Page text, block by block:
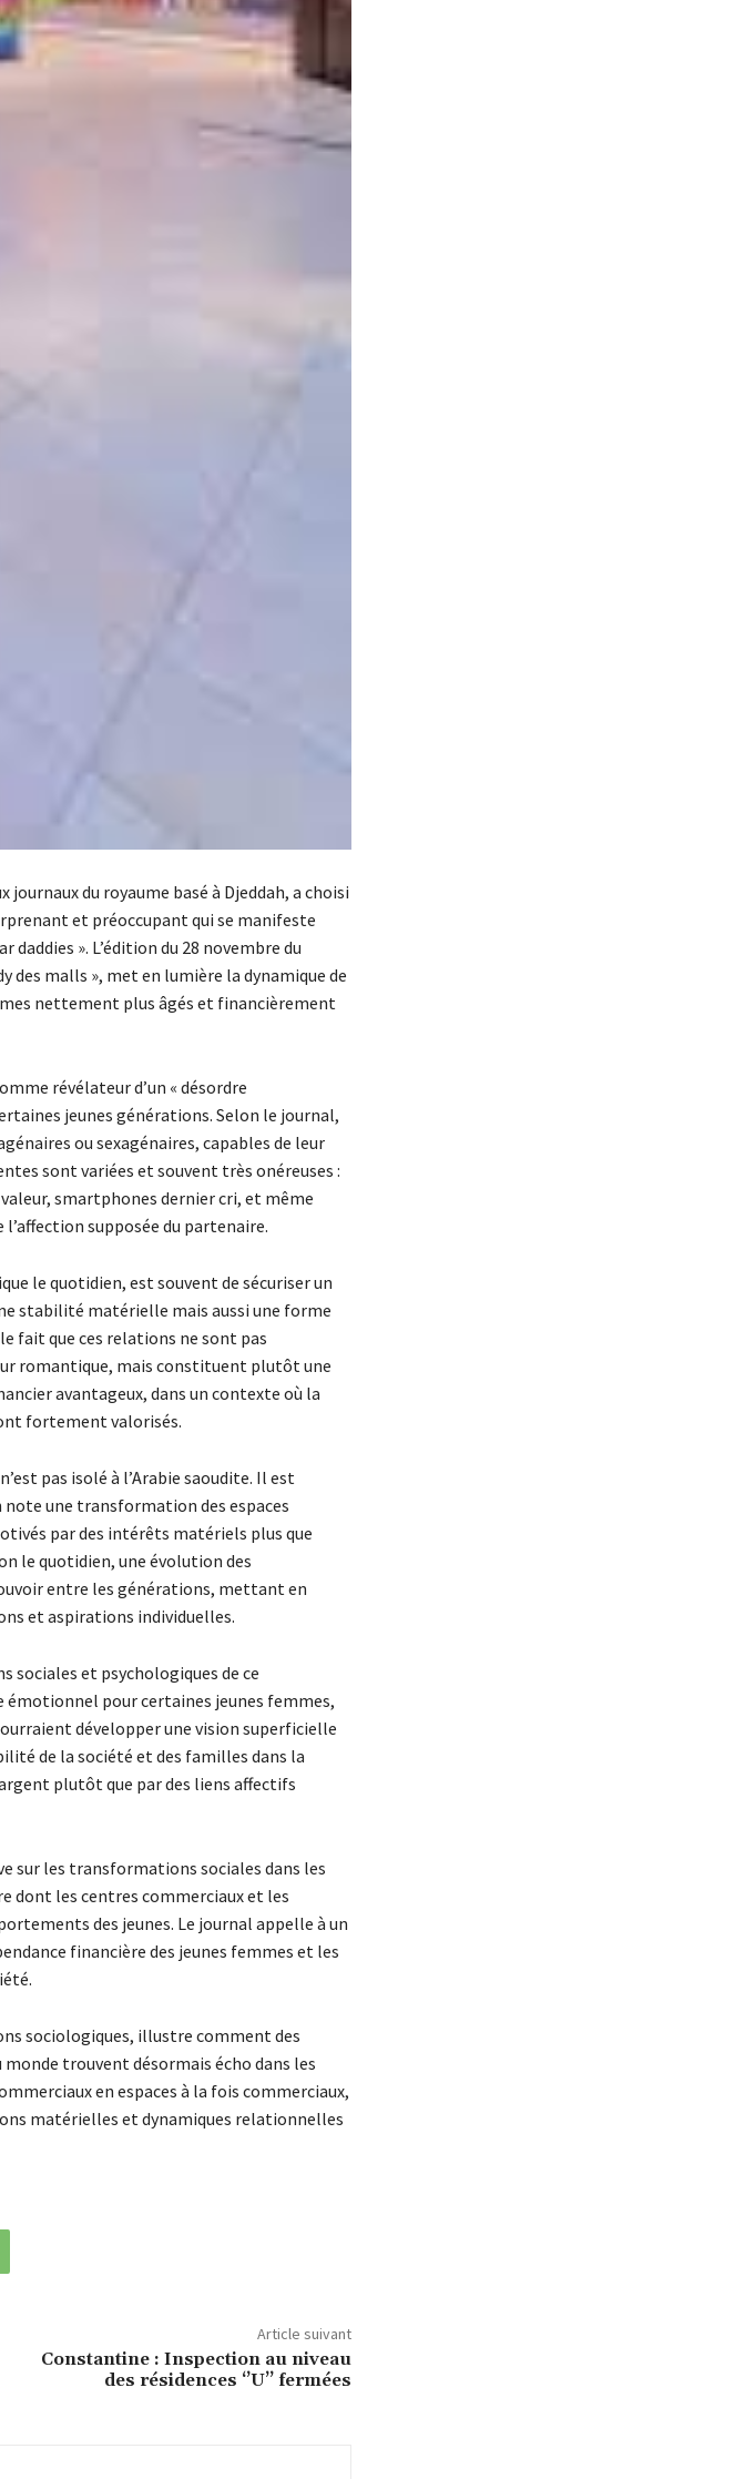
journaux du royaume basé à Djeddah, a choisi
et préoccupant qui se manifeste
daddies ». L’édition du 28 novembre du
des malls », met en lumière la dynamique de
nettement plus âgés et financièrement
révélateur d’un « désordre
jeunes générations. Selon le journal,
ou sexagénaires, capables de leur
sont variées et souvent très onéreuses :
smartphones dernier cri, et même
supposée du partenaire.
le quotidien, est souvent de sécuriser un
stabilité matérielle mais aussi une forme
fait que ces relations ne sont pas
romantique, mais constituent plutôt une
avantageux, dans un contexte où la
fortement valorisés.
pas isolé à l’Arabie saoudite. Il est
note une transformation des espaces
par des intérêts matériels plus que
le quotidien, une évolution des
entre les générations, mettant en
et aspirations individuelles.
sociales et psychologiques de ce
émotionnel pour certaines jeunes femmes,
développer une vision superficielle
de la société et des familles dans la
plutôt que par des liens affectifs
sur les transformations sociales dans les
dont les centres commerciaux et les
des jeunes. Le journal appelle à un
financière des jeunes femmes et les
sociologiques, illustre comment des
trouvent désormais écho dans les
en espaces à la fois commerciaux,
matérielles et dynamiques relationnelles
Article suivant
Constantine : Inspection au niveau
des résidences ‘’U’’ fermées